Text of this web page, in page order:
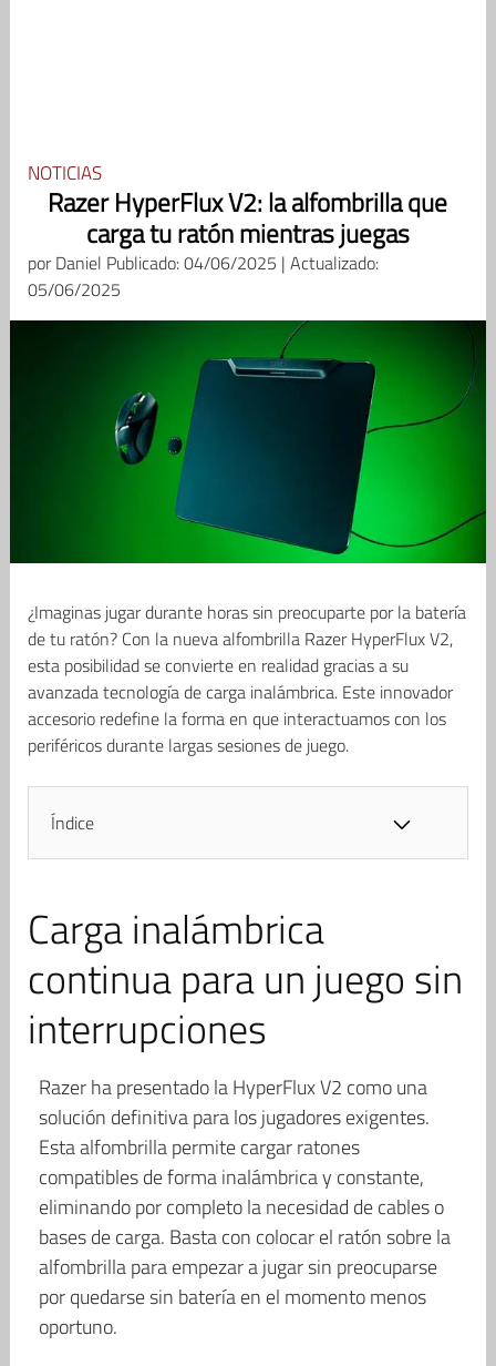
NOTICIAS
Razer HyperFlux V2: la alfombrilla que
carga tu ratón mientras juegas
porDaniel Publicado: 04/06/2025 | Actualizado:
05/06/2025
¿Imaginas jugar durante horas sin preocuparte por la batería
de tu ratón? Con la nueva alfombrilla Razer HyperFlux V2,
esta posibilidad se convierte en realidad gracias a su
avanzada tecnología de carga inalámbrica. Este innovador
accesorio redefine la forma en que interactuamos con los
periféricos durante largas sesiones de juego.
Índice
Carga inalámbrica
continua para un juego sin
interrupciones
Razer ha presentado la HyperFlux V2 como una
solución definitiva para los jugadores exigentes.
Esta alfombrilla permite cargar ratones
compatibles de forma inalámbrica y constante,
eliminando por completo la necesidad de cables o
bases de carga. Basta con colocar el ratón sobre la
alfombrilla para empezar a jugar sin preocuparse
por quedarse sin batería en el momento menos
oportuno.